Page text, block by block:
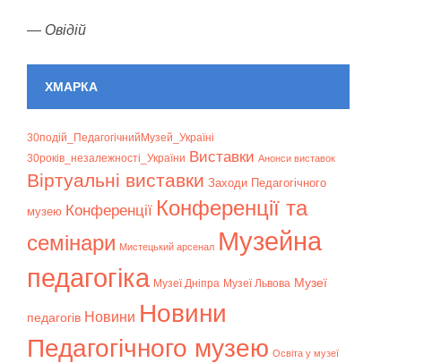
— Овідій
ХМАРКА
30подій_ПедагогічнийМузей_Україні
30років_незалежності_України Bиставки Анонси виставок
Віртуальні виставки Заходи Педагогічного
музею Конференції Конференції та
семінари Мистецький арсенал Музейна
педагогіка Музеї Дніпра Музеї Львова Музеї
педагогів Новини Новини
Педагогічного музею Освіта у музеї